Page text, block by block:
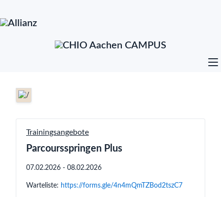
Trainingsangebote
Parcoursspringen Plus
07.02.2026 - 08.02.2026
Warteliste: https://forms.gle/4n4mQmTZBod2tszC7